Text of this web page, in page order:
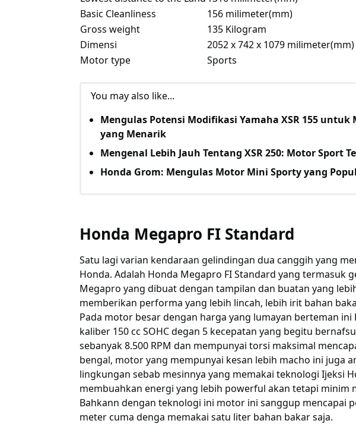
Basic Cleanliness
156 milimeter(mm)
Gross weight
135 Kilogram
Dimensi
2052 x 742 x 1079 milimeter(mm)
Motor type
Sports
You may also like...
Mengulas Potensi Modifikasi Yamaha XSR 155
yang Menarik
Mengenal Lebih Jauh Tentang XSR 250: Motor Sport
Honda Grom: Mengulas Motor Mini Sporty yang
Honda Megapro FI Standard
Satu lagi varian kendaraan gelindingan dua canggih yang
Honda. Adalah Honda Megapro FI Standard yang termasuk
Megapro yang dibuat dengan tampilan dan buatan yang
memberikan performa yang lebih lincah, lebih irit bahan
Pada motor besar dengan harga yang lumayan berteman
kaliber 150 cc SOHC degan 5 kecepatan yang begitu
sebanyak 8.500 RPM dan mempunyai torsi maksimal
bengal, motor yang mempunyai kesan lebih macho ini juga
lingkungan sebab mesinnya yang memakai teknologi Ijeksi
membuahkan energi yang lebih powerful akan tetapi minim
Bahkann dengan teknologi ini motor ini sanggup mencapai
meter cuma denga memakai satu liter bahan bakar saja.